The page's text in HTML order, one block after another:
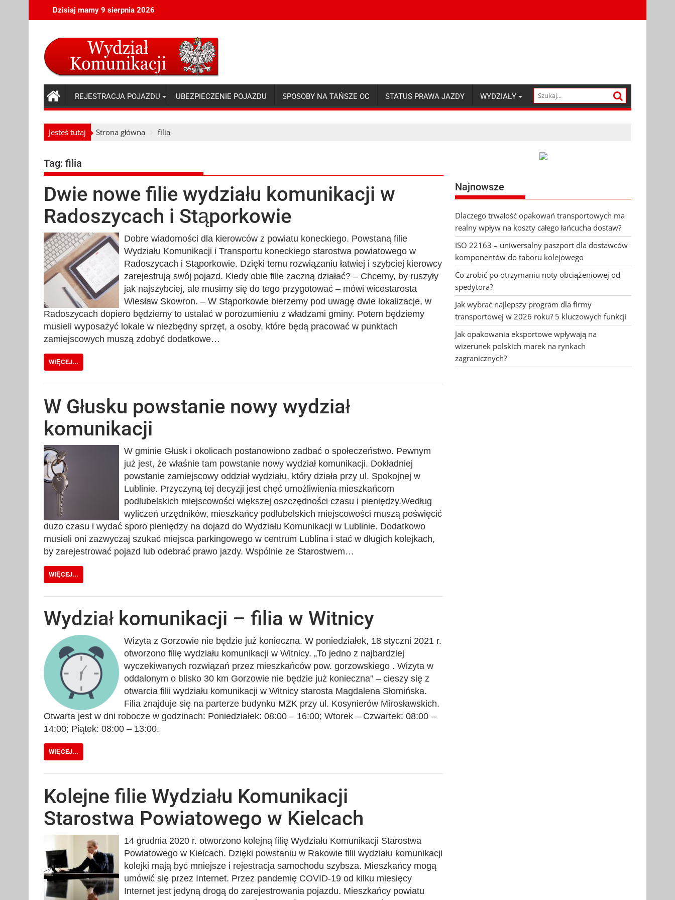
to
Dzisiaj mamy 9 sierpnia 2026
REJESTRACJA POJAZDU UBEZPIECZENIE POJAZDU SPOSOBY NA TAŃSZE OC STATUS PRAWA JAZDY WYDZIAŁY
Jesteś tutaj Strona główna filia
Tag: filia
Dwie nowe filie wydziału komunikacji w
Radoszycach i Stąporkowie
Dobre wiadomości dla kierowców z powiatu koneckiego. Powstaną filie
Wydziału Komunikacji i Transportu koneckiego starostwa powiatowego w
Radoszycach i Stąporkowie. Dzięki temu rozwiązaniu łatwiej i szybciej kierowcy
zarejestrują swój pojazd. Kiedy obie filie zaczną działać? – Chcemy, by ruszyły
jak najszybciej, ale musimy się do tego przygotować – mówi wicestarosta
Wiesław Skowron. – W Stąporkowie bierzemy pod uwagę dwie lokalizacje, w
Radoszycach dopiero będziemy to ustalać w porozumieniu z władzami gminy. Potem będziemy
musieli wyposażyć lokale w niezbędny sprzęt, a osoby, które będą pracować w punktach
zamiejscowych muszą zdobyć dodatkowe…
WIĘCEJ...
W Głusku powstanie nowy wydział
komunikacji
W gminie Głusk i okolicach postanowiono zadbać o społeczeństwo. Pewnym
już jest, że właśnie tam powstanie nowy wydział komunikacji. Dokładniej
powstanie zamiejscowy oddział wydziału, który działa przy ul. Spokojnej w
Lublinie. Przyczyną tej decyzji jest chęć umożliwienia mieszkańcom
podlubelskich miejscowości większej oszczędności czasu i pieniędzy.Według
wyliczeń urzędników, mieszkańcy podlubelskich miejscowości muszą poświęcić
dużo czasu i wydać sporo pieniędzy na dojazd do Wydziału Komunikacji w Lublinie. Dodatkowo
musieli oni zazwyczaj szukać miejsca parkingowego w centrum Lublina i stać w długich kolejkach,
by zarejestrować pojazd lub odebrać prawo jazdy. Wspólnie ze Starostwem…
WIĘCEJ...
Wydział komunikacji – filia w Witnicy
Wizyta z Gorzowie nie będzie już konieczna. W poniedziałek, 18 styczni 2021 r.
otworzono filię wydziału komunikacji w Witnicy. „To jedno z najbardziej
wyczekiwanych rozwiązań przez mieszkańców pow. gorzowskiego . Wizyta w
oddalonym o blisko 30 km Gorzowie nie będzie już konieczna” – cieszy się z
otwarcia filii wydziału komunikacji w Witnicy starosta Magdalena Słomińska.
Filia znajduje się na parterze budynku MZK przy ul. Kosynierów Mirosławskich.
Otwarta jest w dni robocze w godzinach: Poniedziałek: 08:00 – 16:00; Wtorek – Czwartek: 08:00 –
14:00; Piątek: 08:00 – 13:00.
WIĘCEJ...
Kolejne filie Wydziału Komunikacji
Starostwa Powiatowego w Kielcach
14 grudnia 2020 r. otworzono kolejną filię Wydziału Komunikacji Starostwa
Powiatowego w Kielcach. Dzięki powstaniu w Rakowie filii wydziału komunikacji
kolejki mają być mniejsze i rejestracja samochodu szybsza. Mieszkańcy mogą
umówić się przez Internet. Przez pandemię COVID-19 od kilku miesięcy
Internet jest jedyną drogą do zarejestrowania pojazdu. Mieszkańcy powiatu
Najnowsze
Dlaczego trwałość opakowań transportowych ma
realny wpływ na koszty całego łańcucha dostaw?
ISO 22163 – uniwersalny paszport dla dostawców
komponentów do taboru kolejowego
Co zrobić po otrzymaniu noty obciążeniowej od
spedytora?
Jak wybrać najlepszy program dla firmy
transportowej w 2026 roku? 5 kluczowych funkcji
Jak opakowania eksportowe wpływają na
wizerunek polskich marek na rynkach
zagranicznych?